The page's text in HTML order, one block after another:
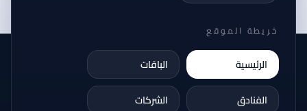
خريطة الموقع
الرئيسية
الباقات
الفنادق
الشركات